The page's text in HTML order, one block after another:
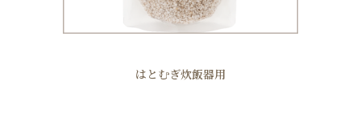
はとむぎ炊飯器用